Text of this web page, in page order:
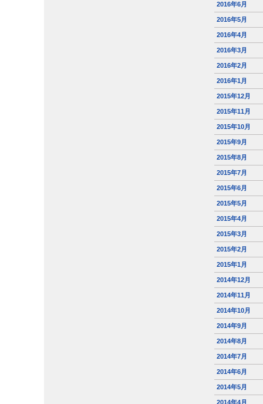
2016年6月
2016年5月
2016年4月
2016年3月
2016年2月
2016年1月
2015年12月
2015年11月
2015年10月
2015年9月
2015年8月
2015年7月
2015年6月
2015年5月
2015年4月
2015年3月
2015年2月
2015年1月
2014年12月
2014年11月
2014年10月
2014年9月
2014年8月
2014年7月
2014年6月
2014年5月
2014年4月